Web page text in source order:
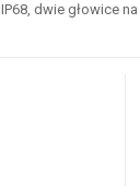
dwie głowice